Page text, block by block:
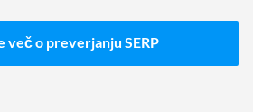
več o preverjanju SERP